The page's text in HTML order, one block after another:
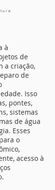
à
de
a criação,
de
Isso
pontes,
sistemas
de água
Esses
o
acesso à